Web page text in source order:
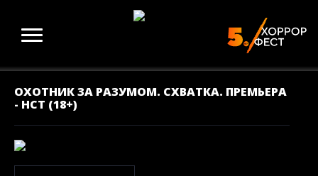
ОХОТНИК ЗА РАЗУМОМ. СХВАТКА. ПРЕМЬЕРА
- НСТ (18+)